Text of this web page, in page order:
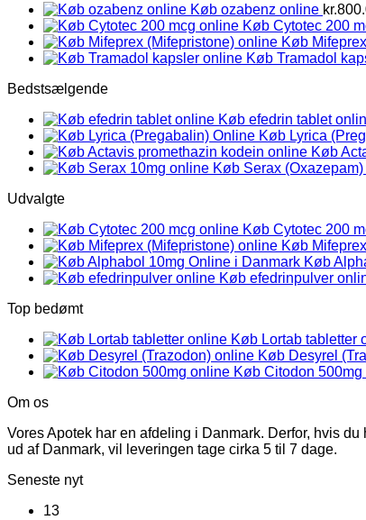
kr.2,000.00
Køb ozabenz online kr.
Køb Cytotec 200
Køb
Køb Tramadol
Bedstsælgende
Køb efedrin tablet
Køb Lyrica
Køb
Køb Serax
Udvalgte
Køb Cytotec 200
Køb
Køb
Køb efedrinpulver
Top bedømt
Køb Lortab tabletter
Køb Desyrel
Køb Citodon
Om os
Vores Apotek har en afdeling i Danmark. Derfor, hvis
ud af Danmark, vil leveringen tage cirka 5 til 7 dage.
Seneste nyt
13